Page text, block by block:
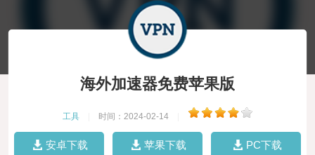
海外加速器免费苹果版
工具 时间：2024-02-14
安卓下载 苹果下载 PC下载